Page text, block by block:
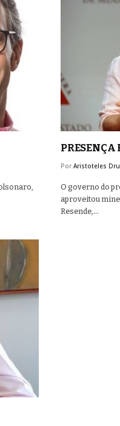
Por Aristoteles
O governo do
aproveitou
Resende,…